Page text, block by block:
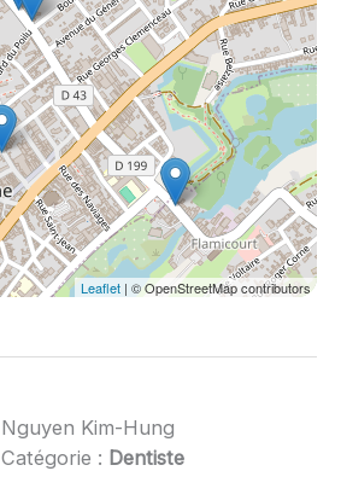
Leaflet | © OpenStreetMap contributors
Nguyen Kim-Hung
Catégorie : Dentiste